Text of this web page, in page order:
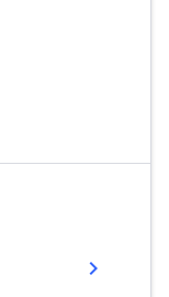
chevron_right